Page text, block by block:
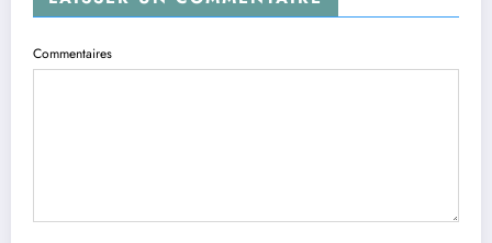
Commentaires